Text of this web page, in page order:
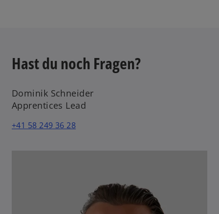
Hast du noch Fragen?
Dominik Schneider
Apprentices Lead
+41 58 249 36 28